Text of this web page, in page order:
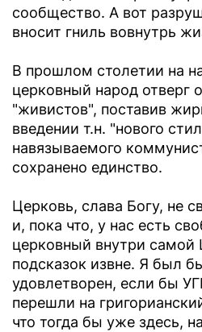
сообщество. А вот
вносит гниль вовнутрь
В прошлом столетии на
церковный народ отверг
"живистов", поставив
введении т.н. "нового
навязываемого
сохранено единство.
Церковь, слава Богу, не
и, пока что, у нас есть
церковный внутри самой
подсказок извне. Я был
удовлетворен, если бы
перешли на
что тогда бы уже здесь,